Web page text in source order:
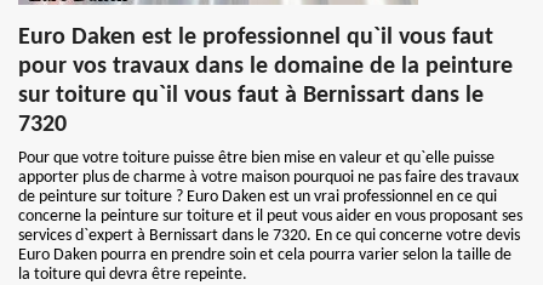
Euro Daken est le professionnel qu`il vous faut
pour vos travaux dans le domaine de la peinture
sur toiture qu`il vous faut à Bernissart dans le
7320
Pour que votre toiture puisse être bien mise en valeur et qu`elle puisse
apporter plus de charme à votre maison pourquoi ne pas faire des travaux
de peinture sur toiture ? Euro Daken est un vrai professionnel en ce qui
concerne la peinture sur toiture et il peut vous aider en vous proposant ses
services d`expert à Bernissart dans le 7320. En ce qui concerne votre devis
Euro Daken pourra en prendre soin et cela pourra varier selon la taille de
la toiture qui devra être repeinte.